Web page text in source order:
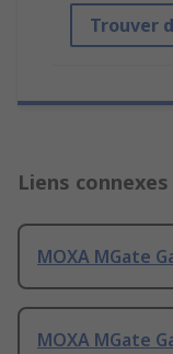
Trouver
Liens connexes
MOXA MGate
MOXA MGate